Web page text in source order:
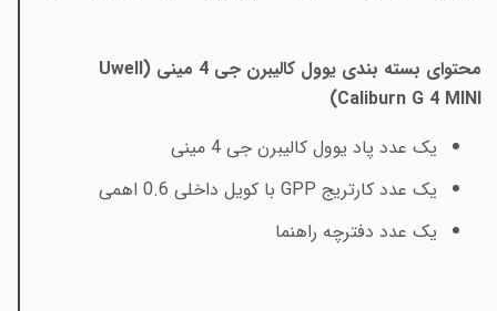
محتوای بسته بندی یوول کالیبرن جی 4 مینی (
Uwell
Caliburn G 4 MINI
)
یک عدد پاد یوول کالیبرن جی 4 مینی
یک عدد کارتریج GPPبا کویل داخلی 0.6 اهمی
یک عدد دفترچه راهنما